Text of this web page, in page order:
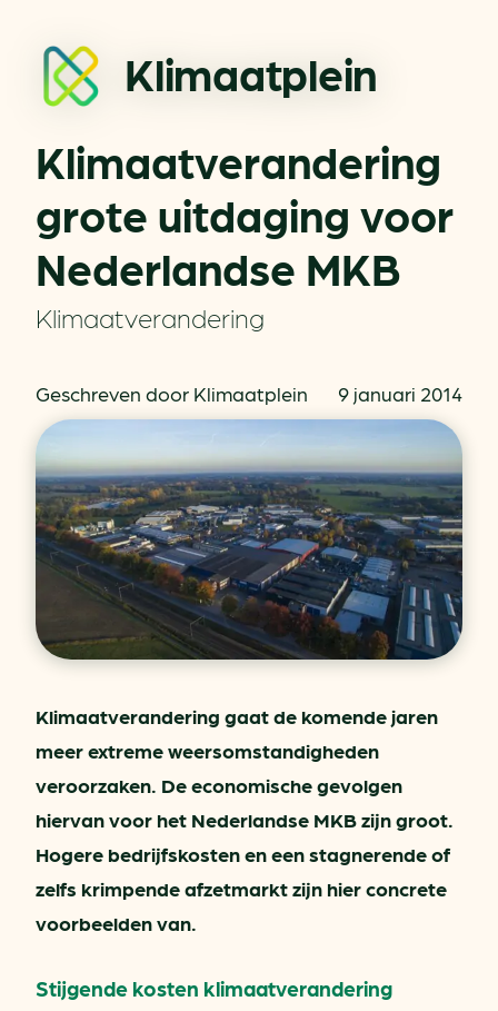
Klimaatplein
Klimaatverandering
grote uitdaging voor
Nederlandse MKB
Klimaatverandering
Geschreven door Klimaatplein 9 januari 2014
Klimaatverandering gaat de komende jaren
meer extreme weersomstandigheden
veroorzaken. De economische gevolgen
hiervan voor het Nederlandse MKB zijn groot.
Hogere bedrijfskosten en een stagnerende of
zelfs krimpende afzetmarkt zijn hier concrete
voorbeelden van.
Stijgende kosten klimaatverandering